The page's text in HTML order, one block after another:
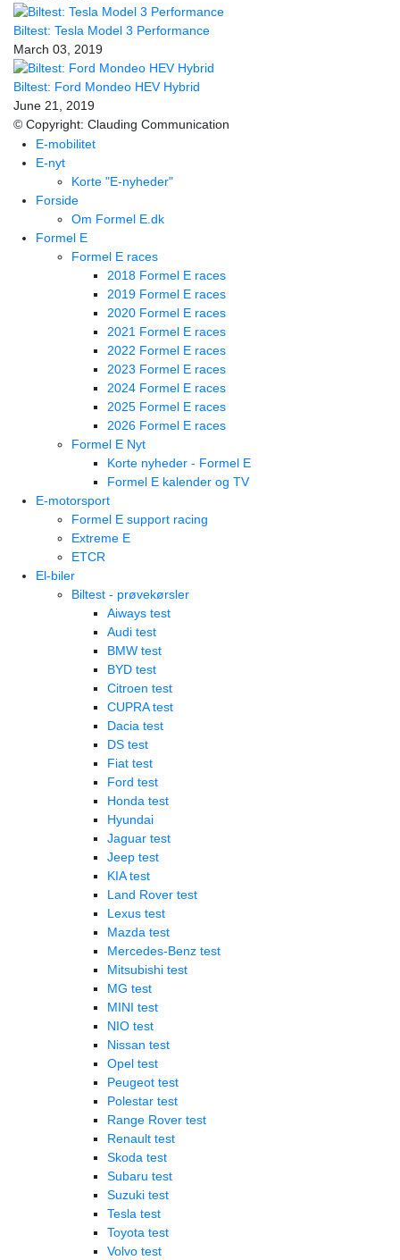
Biltest: Tesla Model 3 Performance
March 03, 2019
Biltest: Ford Mondeo HEV Hybrid
June 21, 2019
© Copyright: Clauding Communication
E-mobilitet
E-nyt
Korte "E-nyheder"
Forside
Om Formel E.dk
Formel E
Formel E races
2018 Formel E races
2019 Formel E races
2020 Formel E races
2021 Formel E races
2022 Formel E races
2023 Formel E races
2024 Formel E races
2025 Formel E races
2026 Formel E races
Formel E Nyt
Korte nyheder - Formel E
Formel E kalender og TV
E-motorsport
Formel E support racing
Extreme E
ETCR
El-biler
Biltest - prøvekørsler
Aiways test
Audi test
BMW test
BYD test
Citroen test
CUPRA test
Dacia test
DS test
Fiat test
Ford test
Honda test
Hyundai
Jaguar test
Jeep test
KIA test
Land Rover test
Lexus test
Mazda test
Mercedes-Benz test
Mitsubishi test
MG test
MINI test
NIO test
Nissan test
Opel test
Peugeot test
Polestar test
Range Rover test
Renault test
Skoda test
Subaru test
Suzuki test
Tesla test
Toyota test
Volvo test